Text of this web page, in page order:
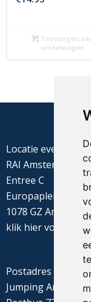
Toevoegen
winkelwagen
Locatie evenement
RAI Amsterdam
Entree C
Europaplein 22
1078 GZ
klik hiervoor de
Postadres
Jumping